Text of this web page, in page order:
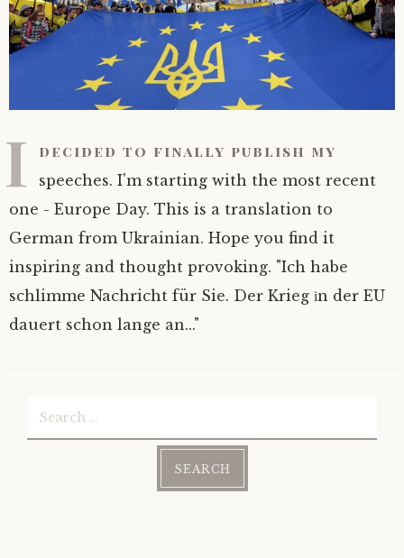
I decided to finally publish my
speeches. I'm starting with the most recent
one - Europe Day. This is a translation to
German from Ukrainian. Hope you find it
inspiring and thought provoking. "Ich habe
schlimme Nachricht für Sie. Der Krieg іn der EU
dauert schon lange an..."